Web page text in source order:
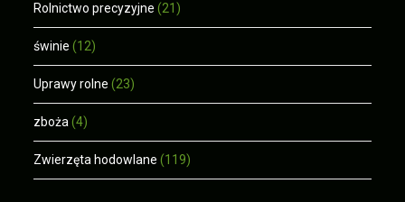
Rolnictwo precyzyjne (21)
świnie (12)
Uprawy rolne (23)
zboża (4)
Zwierzęta hodowlane (119)